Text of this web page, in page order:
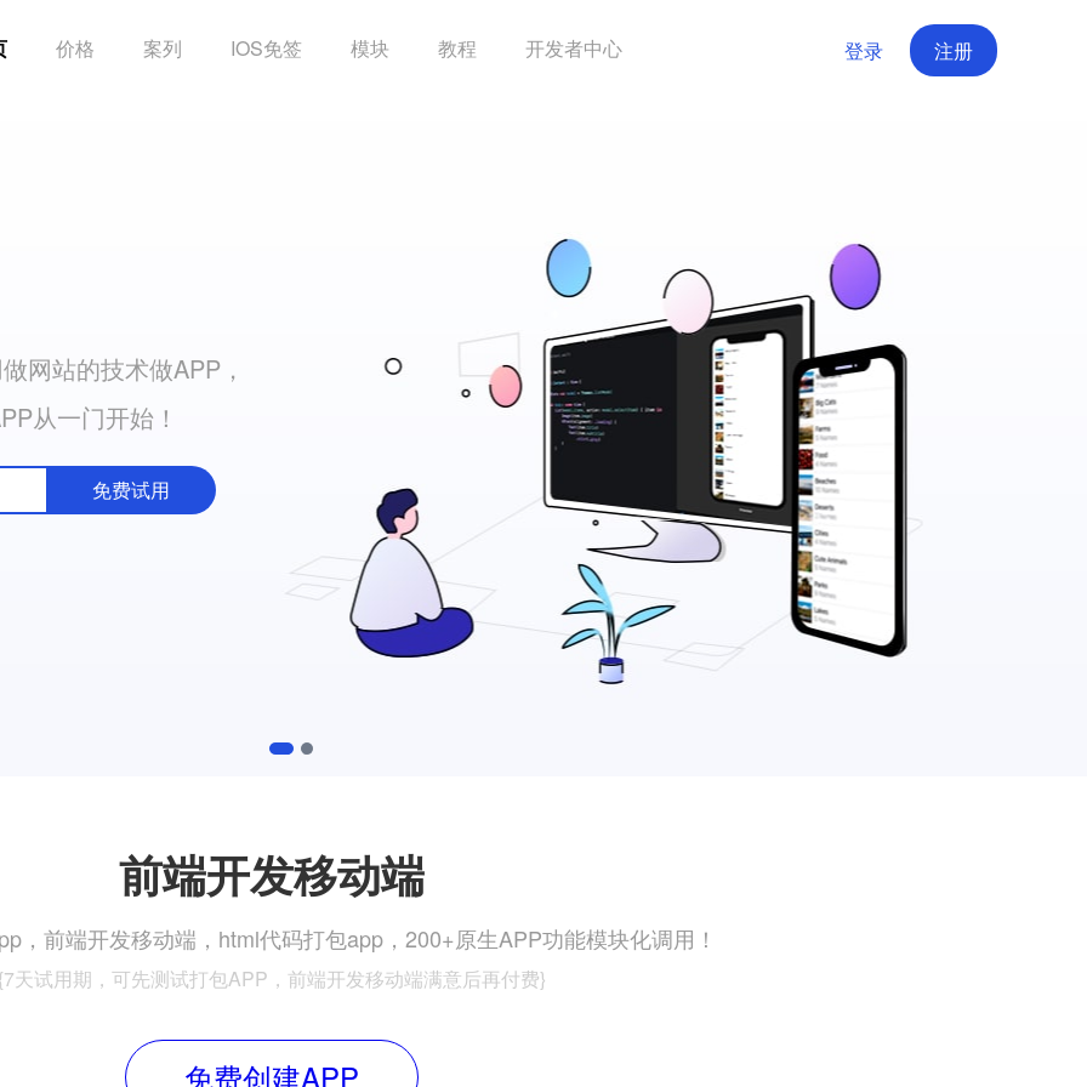
价格 案列 IOS免签 模块 教程 开发者中心 登录 注册
网站的技术做APP，
从一门开始！
免费试用
1 2
前端开发移动端
，前端开发移动端，html代码打包app，200+原生APP功能模块化调用！
{7天试用期，可先测试打包APP，前端开发移动端满意后再付费}
免费创建APP